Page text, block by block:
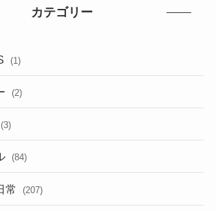
カテゴリー
(1)
(2)
(3)
(84)
常 (207)